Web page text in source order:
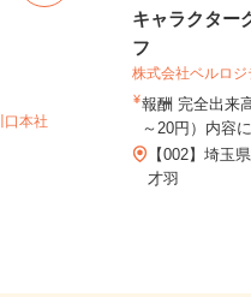
本社
キャラクター
フ
株式会社ベルロ
報酬 完全出来
～20円）内容
【002】埼玉
才羽